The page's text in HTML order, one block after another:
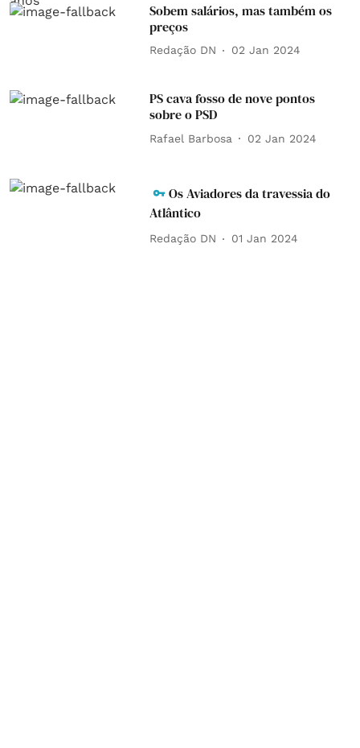
Sobem salários, mas também os
preços
Redação DN 02 Jan 2024
PS cava fosso de nove pontos
sobre o PSD
Rafael Barbosa 02 Jan 2024
Os Aviadores da travessia do
Atlântico
Redação DN 01 Jan 2024